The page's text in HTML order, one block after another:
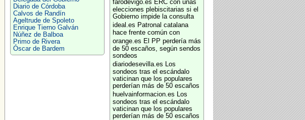
Diario de Córdoba
Calvos de Randín
Ageltrude de Spoleto
Enrique Tierno Galván
Núñez de Balboa
Primo de Rivera
Óscar de Bardem
farodevigo.es ERC con unas
elecciones plebiscitarias si el
Gobierno impide la consulta
ideal.es Patronal catalana
hace frente común con
orange.es El PP perdería más
de 50 escaños, según sendos
sondeos
diariodesevilla.es Los
sondeos tras el escándalo
vaticinan que los populares
perderían más de 50 escaños
huelvainformacion.es Los
sondeos tras el escándalo
vaticinan que los populares
perderían más de 50 escaños